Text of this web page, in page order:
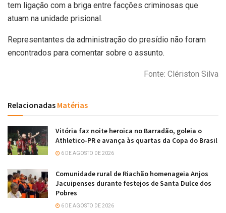
tem ligação com a briga entre facções criminosas que
atuam na unidade prisional.
Representantes da administração do presídio não foram
encontrados para comentar sobre o assunto.
Fonte: Clériston Silva
Relacionadas Matérias
Vitória faz noite heroica no Barradão, goleia o
Athletico-PR e avança às quartas da Copa do Brasil
6 DE AGOSTO DE 2026
Comunidade rural de Riachão homenageia Anjos
Jacuipenses durante festejos de Santa Dulce dos
Pobres
6 DE AGOSTO DE 2026